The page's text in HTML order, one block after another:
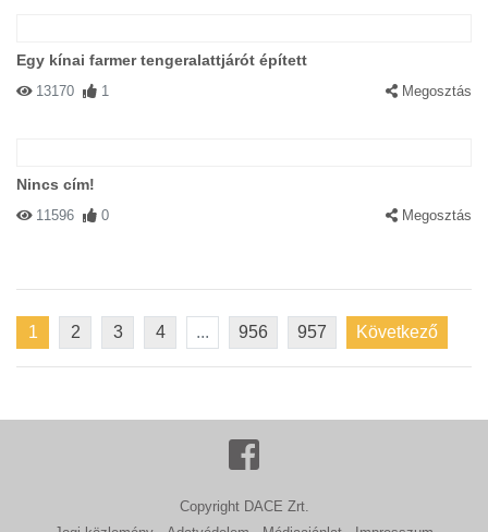
Egy kínai farmer tengeralattjárót épített
13170 1 Megosztás
Nincs cím!
11596 0 Megosztás
1 2 3 4 ... 956 957 Következő
Copyright DACE Zrt.